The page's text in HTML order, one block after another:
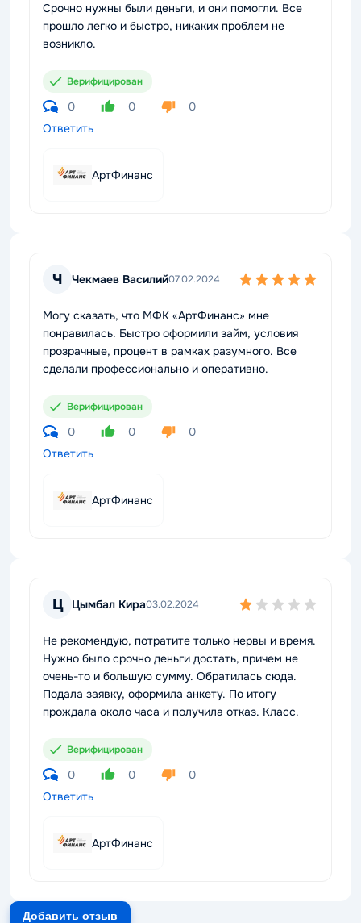
Срочно нужны были деньги, и они помогли. Все
прошло легко и быстро, никаких проблем не
возникло.
Верифицирован
0 0
0
Ответить
АртФинанс
Ч Чекмаев Василий07.02.2024
Могу сказать, что МФК «АртФинанс» мне
понравилась. Быстро оформили займ, условия
прозрачные, процент в рамках разумного. Все
сделали профессионально и оперативно.
Верифицирован
0 0
0
Ответить
АртФинанс
Ц Цымбал Кира03.02.2024
Не рекомендую, потратите только нервы и время.
Нужно было срочно деньги достать, причем не
очень-то и большую сумму. Обратилась сюда.
Подала заявку, оформила анкету. По итогу
прождала около часа и получила отказ. Класс.
Верифицирован
0 0
0
Ответить
АртФинанс
Добавить отзыв